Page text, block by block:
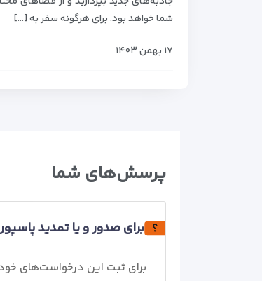
شما خواهد بود. برای هرگونه سفر به […]
۱۷ بهمن ۱۴۰۳
پرسش‌های شما
برای صدور و یا تمدید
برای ثبت این درخواست‌های خود شما باید به